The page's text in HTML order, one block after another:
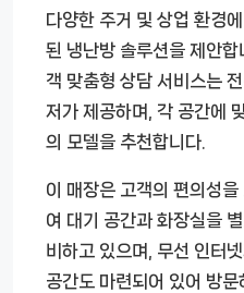
다양한 주거 및 상업 환경
된 냉난방 솔루션을 제안합
객 맞춤형 상담 서비스는 전
저가 제공하며, 각 공간에
의 모델을 추천합니다.
이 매장은 고객의 편의성을
여 대기 공간과 화장실을
비하고 있으며, 무선 인터
공간도 마련되어 있어 방문